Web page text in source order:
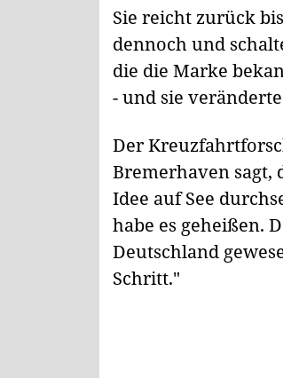
Sie reicht zurück
dennoch und
die die Marke
- und sie
Der
Bremerhaven sagt,
Idee auf See
habe es geheißen.
Deutschland
Schritt."